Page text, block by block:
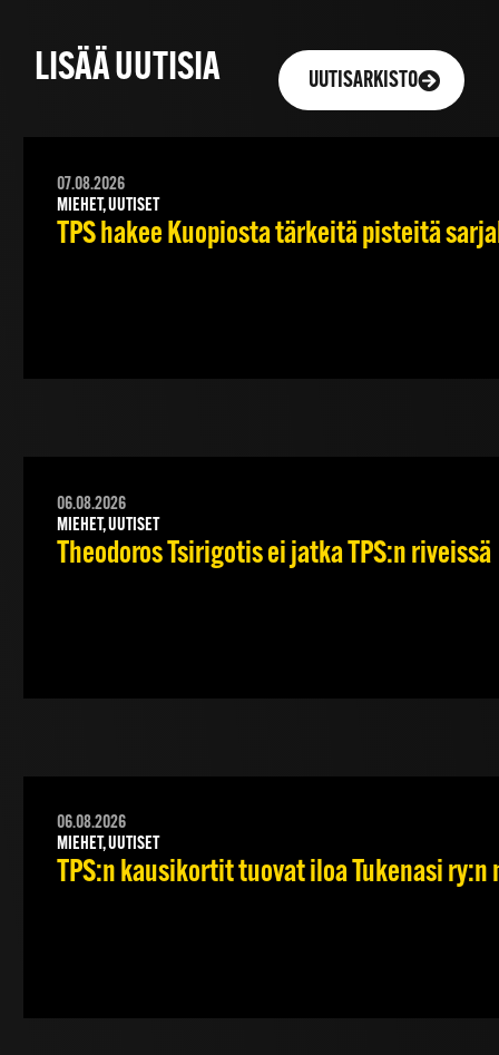
LISÄÄ UUTISIA UUTISARKISTO
07.08.2026
MIEHET, UUTISET
TPS hakee Kuopiosta tärkeitä pisteitä
06.08.2026
MIEHET, UUTISET
Theodoros Tsirigotis ei jatka TPS:n riveissä
06.08.2026
MIEHET, UUTISET
TPS:n kausikortit tuovat iloa Tukenasi